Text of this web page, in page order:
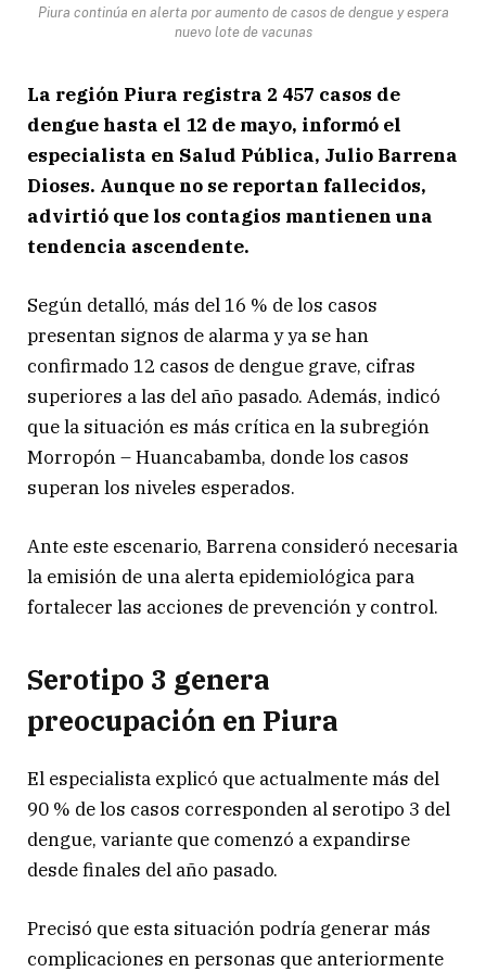
Piura continúa en alerta por aumento de casos de dengue y espera
nuevo lote de vacunas
La región Piura registra 2 457 casos de
dengue hasta el 12 de mayo, informó el
especialista en Salud Pública, Julio Barrena
Dioses. Aunque no se reportan fallecidos,
advirtió que los contagios mantienen una
tendencia ascendente.
Según detalló, más del 16 % de los casos
presentan signos de alarma y ya se han
confirmado 12 casos de dengue grave, cifras
superiores a las del año pasado. Además, indicó
que la situación es más crítica en la subregión
Morropón – Huancabamba, donde los casos
superan los niveles esperados.
Ante este escenario, Barrena consideró necesaria
la emisión de una alerta epidemiológica para
fortalecer las acciones de prevención y control.
Serotipo 3 genera
preocupación en Piura
El especialista explicó que actualmente más del
90 % de los casos corresponden al serotipo 3 del
dengue, variante que comenzó a expandirse
desde finales del año pasado.
Precisó que esta situación podría generar más
complicaciones en personas que anteriormente